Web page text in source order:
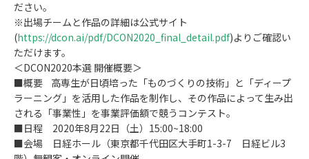
ださい。
※出場チームと作品の詳細は公式サイト
(https://dcon.ai/pdf/DCON2020_final_detail.pdf)よりご確認い
ただけます。
＜DCON2020本選 開催概要＞
■概要 高専生が日頃培った「ものづくりの技術」と「ディープ
ラーニング」を活用した作品を制作し、その作品によって生み出
される「事業性」を事業評価額で競うコンテスト。
■日程 2020年8月22日（土）15:00~18:00
■会場 日経ホール（東京都千代田区大手町1-3-7 日経ビル3